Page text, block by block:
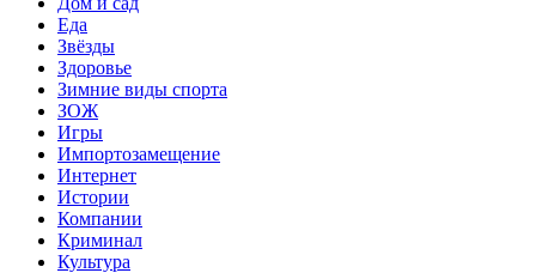
Еда
Звёзды
Здоровье
Зимние виды спорта
ЗОЖ
Игры
Импортозамещение
Интернет
Истории
Компании
Криминал
Культура